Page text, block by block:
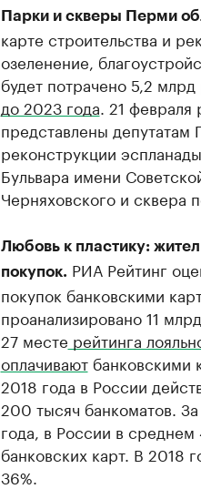
Парки и скверы Перми
карте строительства и
озеленение,
будет потрачено 5,2 млрд
до 2023 года . 21
представлены
реконструкции
Бульвара имени
Черняховского и сквера
Любовь к пластику:
покупок. РИА Рейтинг
покупок банковскими
проанализировано 11
27 месте рейтинга
оплачиваютбанковскими
2018 года в России
200 тысяч банкоматов.
года, в России в
банковских карт. В 2018
36%.